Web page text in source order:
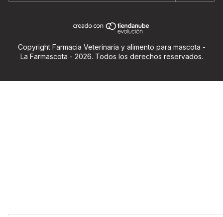
Copyright Farmacia Veterinaria y alimento para mascota -
La Farmascota - 2026. Todos los derechos reservados.